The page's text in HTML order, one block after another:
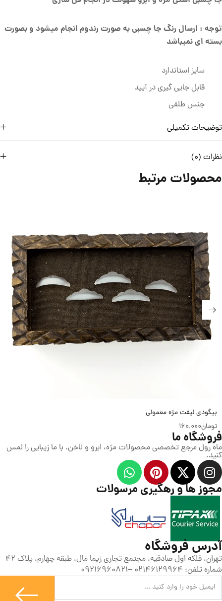
توجه : ارسال رنگ جا چسبی به صورت رندوم انجام میشود و بصورت
بسته ای نمیباشد
سایز استاندارد
قابل جایی گیری در آیپد
جنس طلقی
توضیحات تکمیلی
نظرات (0)
محصولات مرتبط
بیگودی لیفت مژه معمولی
تومان160.000
فروشگاه ما
ماه رول مرجع تخصصی محصولات مژه، ابرو و ناخن. با ما زیبایی را لمس
کنید.
مجوز ها و رهگیری مرسولات
آدرس فروشگاه
تهران، فلکه اول صادقیه، مجتمع تجاری زیما مال، طبقه چهارم، پلاک 42
شماره تلفن: 02146129964 –09216960821